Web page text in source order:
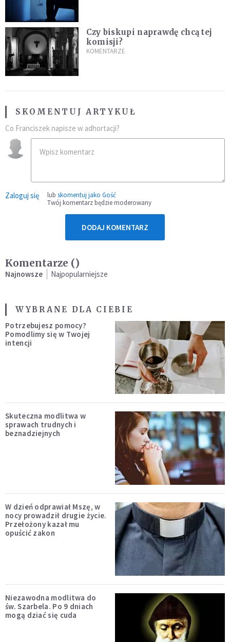
Czy biskupi naprawdę chcą tej
komisji?
KOMENTARZE
SKOMENTUJ ARTYKUŁ
Co Franciszek napisze w adhortacji?
Zaloguj się lub skomentuj jako Gość
Twój komentarz będzie moderowany
DODAJ KOMENTARZ
Komentarze ()
Najnowsze Najpopularniejsze
WYBRANE DLA CIEBIE
Potrzebujesz pomocy?
Pomodlimy się w Twojej
intencji
Skuteczna modlitwa w
sprawach trudnych i
beznadziejnych
W dzień odprawiał Mszę, w
nocy prowadził drugie życie.
Przełożony kazał mu
opuścić zakon
Niezawodna modlitwa do
św. Szarbela. Po 9 dniach
mogą dziać się cuda